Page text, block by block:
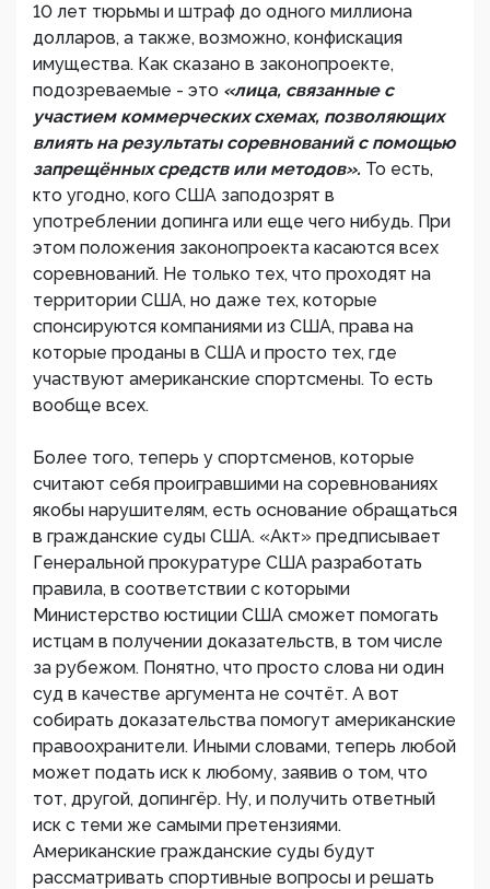
10 лет тюрьмы и штраф до одного миллиона
долларов, а также, возможно, конфискация
имущества. Как сказано в законопроекте,
подозреваемые - это «лица, связанные с
участием коммерческих схемах, позволяющих
влиять на результаты соревнований с помощью
запрещённых средств или методов». То есть,
кто угодно, кого США заподозрят в
употреблении допинга или еще чего нибудь. При
этом положения законопроекта касаются всех
соревнований. Не только тех, что проходят на
территории США, но даже тех, которые
спонсируются компаниями из США, права на
которые проданы в США и просто тех, где
участвуют американские спортсмены. То есть
вообще всех.
Более того, теперь у спортсменов, которые
считают себя проигравшими на соревнованиях
якобы нарушителям, есть основание обращаться
в гражданские суды США. «Акт» предписывает
Генеральной прокуратуре США разработать
правила, в соответствии с которыми
Министерство юстиции США сможет помогать
истцам в получении доказательств, в том числе
за рубежом. Понятно, что просто слова ни один
суд в качестве аргумента не сочтёт. А вот
собирать доказательства помогут американские
правоохранители. Иными словами, теперь любой
может подать иск к любому, заявив о том, что
тот, другой, допингёр. Ну, и получить ответный
иск с теми же самыми претензиями.
Американские гражданские суды будут
рассматривать спортивные вопросы и решать